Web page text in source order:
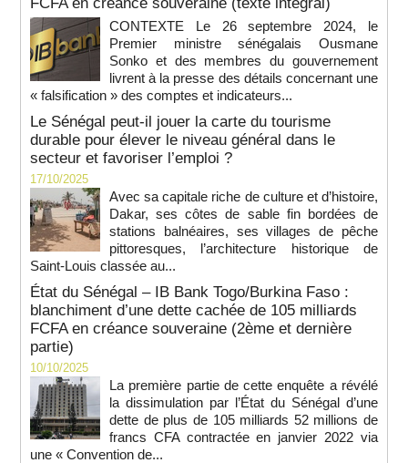
CONTEXTE Le 26 septembre 2024, le
Premier ministre sénégalais Ousmane
Sonko et des membres du gouvernement
livrent à la presse des détails concernant une
« falsification » des comptes et indicateurs...
Le Sénégal peut-il jouer la carte du tourisme
durable pour élever le niveau général dans le
secteur et favoriser l’emploi ?
17/10/2025
Avec sa capitale riche de culture et d’histoire,
Dakar, ses côtes de sable fin bordées de
stations balnéaires, ses villages de pêche
pittoresques, l’architecture historique de
Saint-Louis classée au...
État du Sénégal – IB Bank Togo/Burkina Faso :
blanchiment d’une dette cachée de 105 milliards
FCFA en créance souveraine (2ème et dernière
partie)
10/10/2025
La première partie de cette enquête a révélé
la dissimulation par l’État du Sénégal d’une
dette de plus de 105 milliards 52 millions de
francs CFA contractée en janvier 2022 via
une « Convention de...